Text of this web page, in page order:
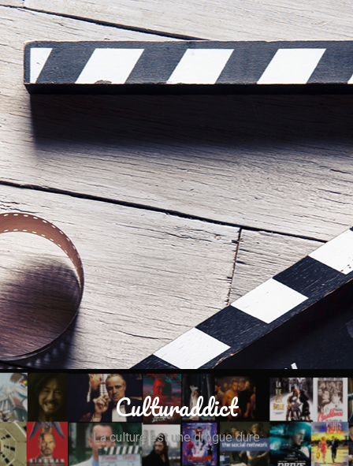
Culturaddict
La culture est une drogue dure